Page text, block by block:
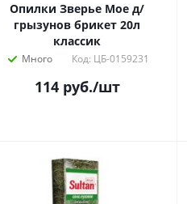
Опилки Зверье Мое д/
грызунов брикет 20л
классик
Много Код: ЦБ-0159231
114руб./шт